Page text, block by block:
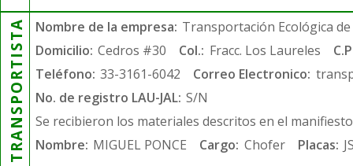
TRANSPORTISTA Nombre de la empresa: Transportación Ecológica de
Domicilio: Cedros #30 Col.: Fracc. Los Laureles
Teléfono: 33-3161-6042 Correo Electronico:
No. de registro LAU-JAL: S/N
Se recibieron los materiales descritos en el
Nombre: MIGUEL PONCE Cargo: Chofer Placas: